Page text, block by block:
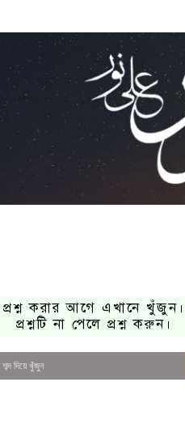
প্রশ্ন করার আগে এখানে খুঁজুন।
প্রশ্নটি না পেলে প্রশ্ন করুন।